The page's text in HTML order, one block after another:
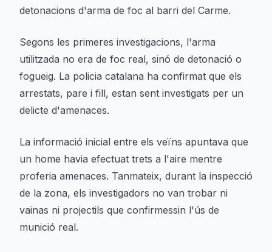
detonacions d'arma de foc al barri del Carme.
Segons les primeres investigacions, l'arma
utilitzada no era de foc real, sinó de detonació o
fogueig. La policia catalana ha confirmat que els
arrestats, pare i fill, estan sent investigats per un
delicte d'amenaces.
La informació inicial entre els veïns apuntava que
un home havia efectuat trets a l'aire mentre
proferia amenaces. Tanmateix, durant la inspecció
de la zona, els investigadors no van trobar ni
vainas ni projectils que confirmessin l'ús de
munició real.